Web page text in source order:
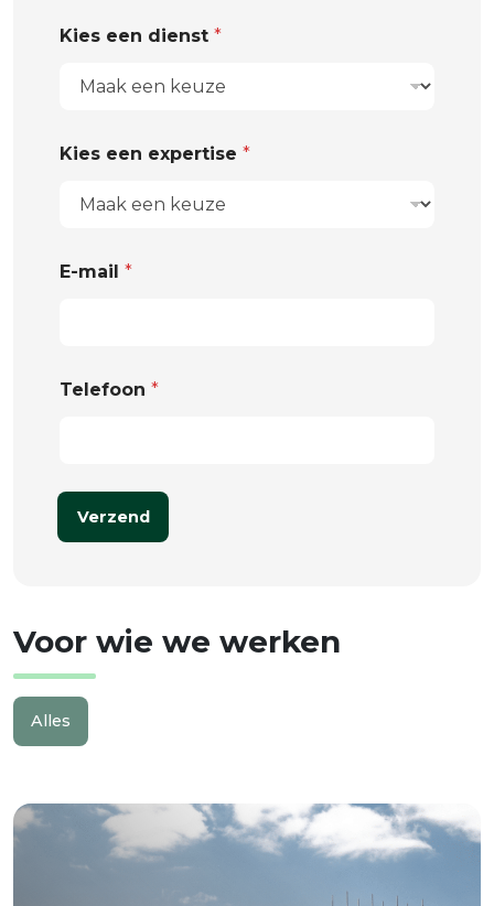
Kies een dienst *
Kies een expertise *
E-mail *
Telefoon *
Verzend
Voor wie we werken
Alles